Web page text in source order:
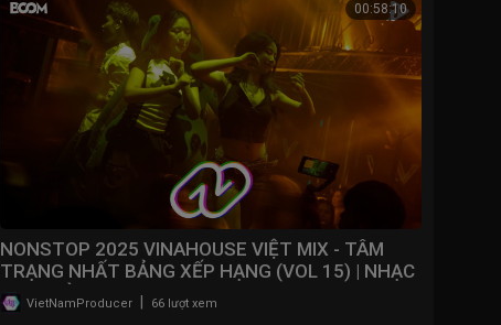
00:58:10
NONSTOP 2025 VINAHOUSE VIỆT MIX - TÂM
TRẠNG NHẤT BẢNG XẾP HẠNG (VOL 15) | NHẠC
BAY PHÒNG 2025
VietNamProducer 66 lượt xem